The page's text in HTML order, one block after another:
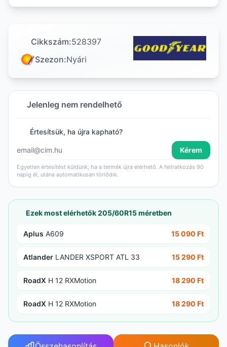
Cikkszám:528397
Szezon:Nyári
Jelenleg nem rendelhető
Értesítsük, ha újra kapható?
Kérem
Egyetlen értesítést küldünk, ha a termék újra elérhető. A feliratkozás 90
napig él, utána automatikusan törlődik.
Ezek most elérhetők 205/60R15 méretben
Aplus A609 15 090 Ft
Atlander LANDER XSPORT ATL 33 15 290 Ft
RoadX H 12 RXMotion 18 290 Ft
RoadX H 12 RXMotion 18 290 Ft